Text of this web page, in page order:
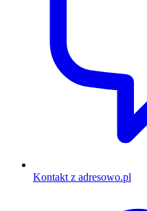
Kontakt z adresowo.pl